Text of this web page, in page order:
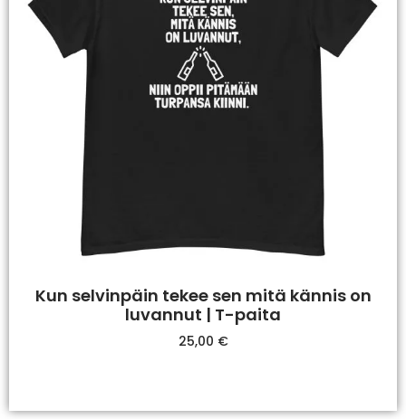
Kun selvinpäin tekee sen mitä kännis on
luvannut | T-paita
25,00 €